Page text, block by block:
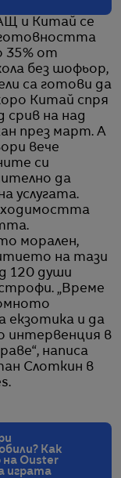
и Китай се
35% от
без шофьор,
са готови да
Китай спря
срив на над
през март. А
вече
си
да
услугата.
морален,
на тази
120 души
„Време
екзотика и да
интервенция в
написа
Слоткин в
Как
Ouster
играта